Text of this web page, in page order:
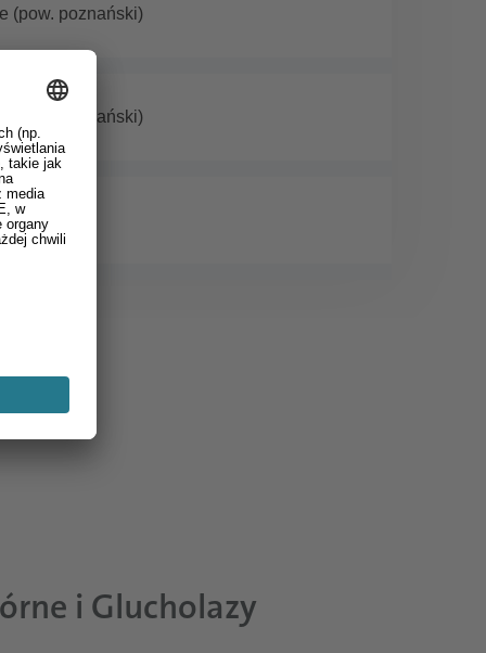
(pow. poznański)
(pow. poznański)
i Glucholazy